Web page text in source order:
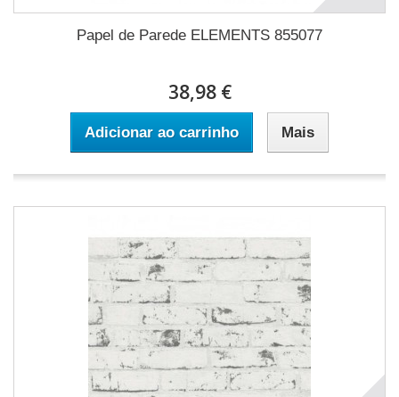
Papel de Parede ELEMENTS 855077
38,98 €
Adicionar ao carrinho Mais